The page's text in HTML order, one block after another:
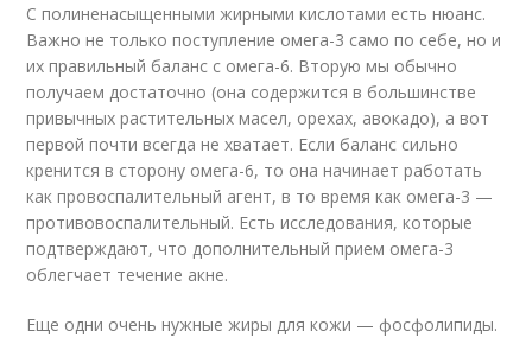
С полиненасыщенными жирными кислотами есть нюанс.
Важно не только поступление омега-3 само по себе, но и
их правильный баланс с омега-6. Вторую мы обычно
получаем достаточно (она содержится в большинстве
привычных растительных масел, орехах, авокадо), а вот
первой почти всегда не хватает. Если баланс сильно
кренится в сторону омега-6, то она начинает работать
как провоспалительный агент, в то время как омега-3 —
противовоспалительный. Есть исследования, которые
подтверждают, что дополнительный прием омега-3
облегчает течение акне.
Еще одни очень нужные жиры для кожи — фосфолипиды.